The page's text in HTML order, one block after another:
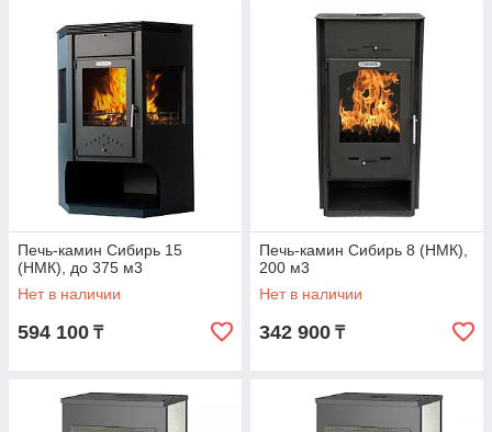
Печь-камин Сибирь 15
(НМК), до 375 м3
Нет в наличии
594 100 ₸
Печь-камин Сибирь 8 (НМК),
200 м3
Нет в наличии
342 900 ₸